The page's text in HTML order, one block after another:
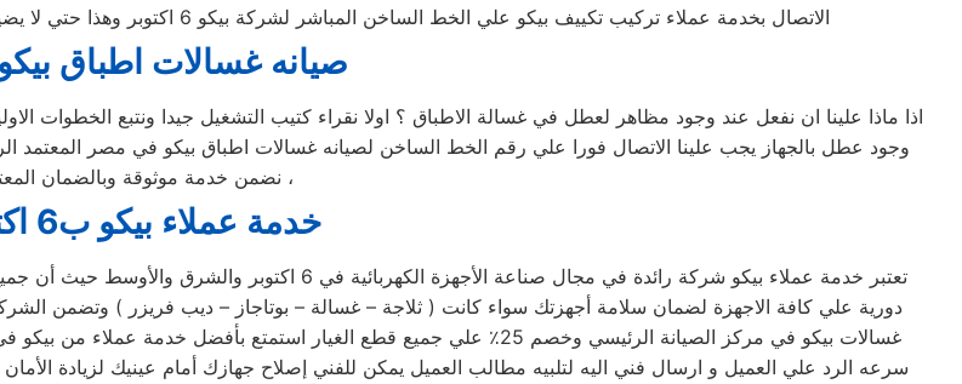
الاتصال بخدمة عملاء تركيب تكييف بيكو علي الخط الساخن المباشر لشركة بيكو 6 اكتوبر وهذا حتي لا يضيع الضمان ويكون في معظم الاجهزة 5 سنوات كاملة علي جميع الاجزاء
صيانه غسالات اطباق
اذا ماذا علينا ان نفعل عند وجود مظاهر لعطل في غسالة الاطباق ؟ اولا نقراء كتيب التشغيل جيدا ونتبع الخطوات
وجود عطل بالجهاز يجب علينا الاتصال فورا علي رقم الخط الساخن لصيانه غسالات اطباق بيكو في مصر
نضمن خدمة موثوقة وبالضمان المعتمد ،
خدمة عملاء بيكو ب6 اكتوبر
تعتبر خدمة عملاء بيكو شركة رائدة في مجال صناعة
سرعه الرد علي العميل و ارسال فني اليه لتلبيه مطالب العميل يمكن للفني إصلاح جهازك أمام عينيك لزيادة